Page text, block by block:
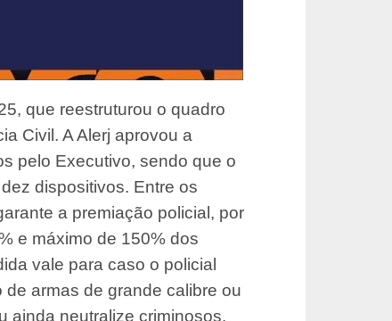
que reestruturou o quadro
Civil. A Alerj aprovou a
pelo Executivo, sendo que o
dispositivos. Entre os
a premiação policial, por
e máximo de 150% dos
vale para caso o policial
armas de grande calibre ou
ainda neutralize criminosos.